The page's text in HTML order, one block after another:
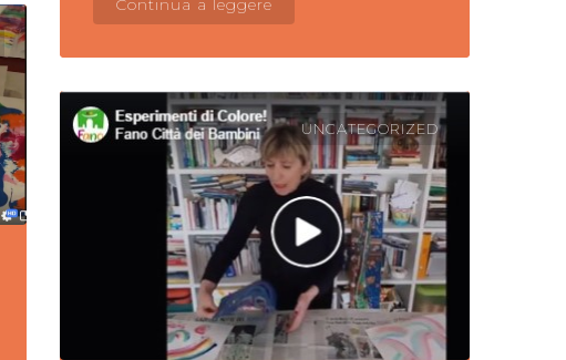
Continua a leggere
UNCATEGORIZED